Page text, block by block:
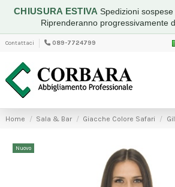
CHIUSURA ESTIVA Spedizioni sospese
Riprenderanno progressivamente
Contattaci 089-7724799
Home Sala & Bar Giacche Colore Safari
Nuovo